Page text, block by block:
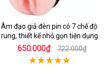
Âm đạo giả đèn pin có 7 chế độ
rung, thiết kế nhỏ gọn tiện dụng
650.000₫ 722.000₫